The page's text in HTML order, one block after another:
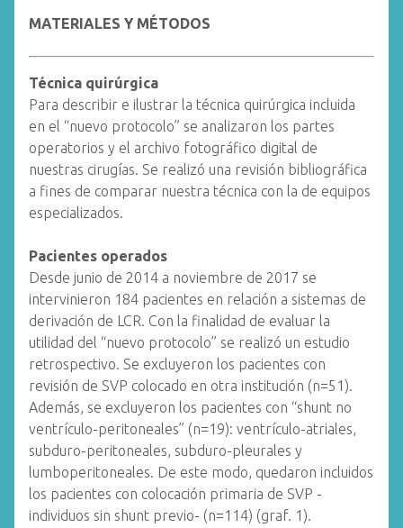
MATERIALES Y MÉTODOS
Técnica quirúrgica
Para describir e ilustrar la técnica quirúrgica incluida
en el “nuevo protocolo” se analizaron los partes
operatorios y el archivo fotográfico digital de
nuestras cirugías. Se realizó una revisión bibliográfica
a fines de comparar nuestra técnica con la de equipos
especializados.
Pacientes operados
Desde junio de 2014 a noviembre de 2017 se
intervinieron 184 pacientes en relación a sistemas de
derivación de LCR. Con la finalidad de evaluar la
utilidad del “nuevo protocolo” se realizó un estudio
retrospectivo. Se excluyeron los pacientes con
revisión de SVP colocado en otra institución (n=51).
Además, se excluyeron los pacientes con “shunt no
ventrículo-peritoneales” (n=19): ventrículo-atriales,
subduro-peritoneales, subduro-pleurales y
lumboperitoneales. De este modo, quedaron incluidos
los pacientes con colocación primaria de SVP -
individuos sin shunt previo- (n=114) (graf. 1).